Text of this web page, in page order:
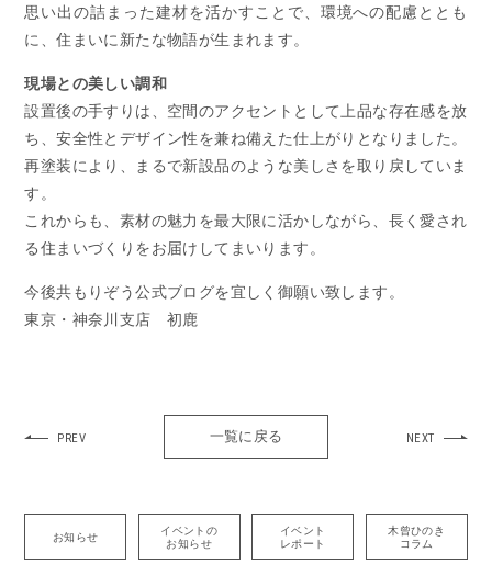
思い出の詰まった建材を活かすことで、環境への配慮ととも
に、住まいに新たな物語が生まれます。
現場との美しい調和
設置後の手すりは、空間のアクセントとして上品な存在感を放
ち、安全性とデザイン性を兼ね備えた仕上がりとなりました。
再塗装により、まるで新設品のような美しさを取り戻していま
す。
これからも、素材の魅力を最大限に活かしながら、長く愛され
る住まいづくりをお届けしてまいります。
今後共もりぞう公式ブログを宜しく御願い致します。
東京・神奈川支店 初鹿
PREV 一覧に戻る NEXT
お知らせ
イベントの
お知らせ
イベント
レポート
木曾ひのき
コラム